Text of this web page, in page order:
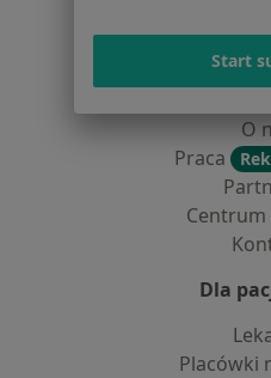
Jak działają
O
Praca
Dla
Placówki
Start